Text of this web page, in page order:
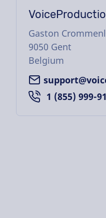
Gaston
9050 Gent
Belgium
1 (855) 999-